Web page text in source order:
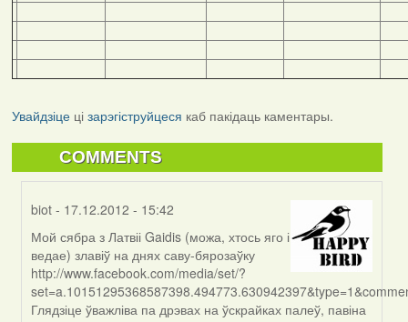
Увайдзіцеці зарэгіструйцеся каб пакідаць каментары.
COMMENTS
biot - 17.12.2012 - 15:42
In
reply
to
by
biot
Мой сябра з Латвіі Gaidis (можа, хтось яго і
ведае) злавіў на днях саву-бярозаўку
http://www.facebook.com/media/set/?
Глядзіце ўважліва па дрэвах на ўскрайках палеў, павіна